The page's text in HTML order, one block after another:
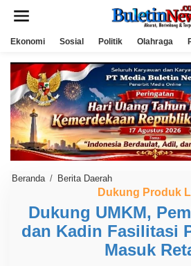
Ekonomi Sosial Politik Olahraga
Beranda / Berita Daerah
u
k
u
n
g
M
Dukung Produk
Dukung UMKM,
dan Kadin Fasilitasi
Masuk